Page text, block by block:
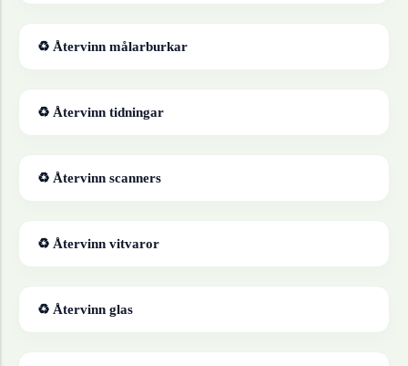
♻ Återvinn målarburkar
♻ Återvinn tidningar
♻ Återvinn scanners
♻ Återvinn vitvaror
♻ Återvinn glas